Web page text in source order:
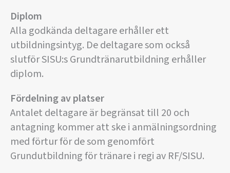
Diplom
Alla godkända deltagare erhåller ett
utbildningsintyg. De deltagare som också
slutför SISU:s Grundtränarutbildning erhåller
diplom.
Fördelning av platser
Antalet deltagare är begränsat till 20 och
antagning kommer att ske i anmälningsordning
med förtur för de som genomfört
Grundutbildning för tränare i regi av RF/SISU.